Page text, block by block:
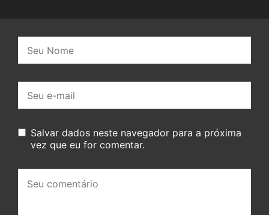
mail:
Salvar dados neste navegador para a próxima
vez que eu for comentar.
comentário: